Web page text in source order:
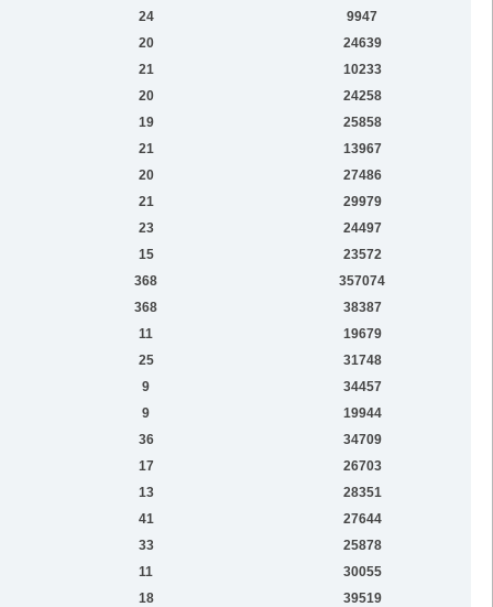
24
9947
20
24639
21
10233
20
24258
19
25858
21
13967
20
27486
21
29979
23
24497
15
23572
368
357074
368
38387
11
19679
25
31748
9
34457
9
19944
36
34709
17
26703
13
28351
41
27644
33
25878
11
30055
18
39519